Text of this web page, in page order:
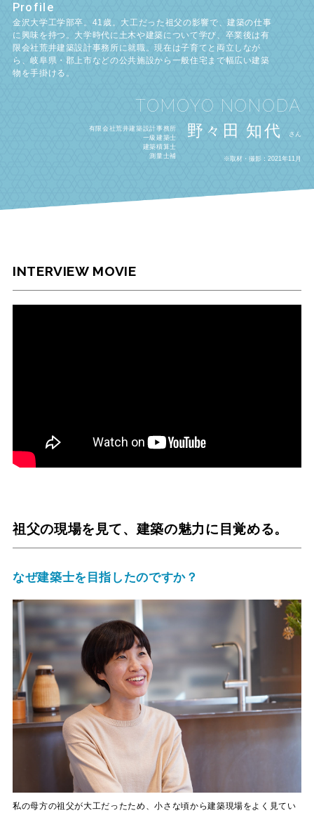
Profile
金沢大学工学部卒。41歳。大工だった祖父の影響で、建築の仕事
に興味を持つ。大学時代に土木や建築について学び、卒業後は有
限会社荒井建築設計事務所に就職。現在は子育てと両立しなが
ら、岐阜県・郡上市などの公共施設から一般住宅まで幅広い建築
物を手掛ける。
TOMOYO NONODA
有限会社荒井建築設計事務所
一級建築士
建築積算士
測量士補
野々田 知代 さん
※取材・撮影：2021年11月
INTERVIEW MOVIE
祖父の現場を見て、建築の魅力に目覚める。
なぜ建築士を目指したのですか？
私の母方の祖父が大工だったため、小さな頃から建築現場をよく見てい